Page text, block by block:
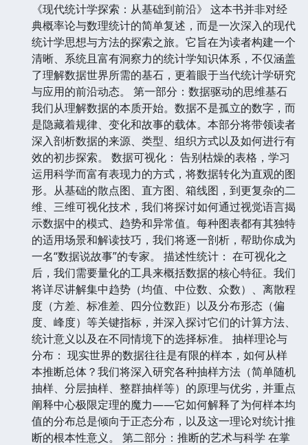
《现代统计学探索：从基础到前沿》 这本书并非对经
典概率论与数理统计的简单复述，而是一次深入的现代
统计学思想与方法的探索之旅。它旨在为读者构建一个
清晰、系统且富有洞察力的统计学知识体系，不仅涵盖
了理解数据世界所需的基石，更着眼于当代统计学研究
与应用的前沿动态。 第一部分：数据驱动的思维基石
我们从理解数据的本质开始。数据不是孤立的数字，而
是隐藏着规律、变化和故事的载体。本部分将带领读者
深入剖析数据的来源、类型、组织方式以及如何进行有
效的初步探索。 数据可视化： 告别枯燥的表格，学习
运用科学而富有表现力的方式，将数据转化为直观的图
形。从基础的散点图、直方图、箱线图，到更复杂的二
维、三维可视化技术，我们将探讨如何通过视觉语言揭
示数据中的模式、趋势和异常值。每种图表都有其独特
的适用场景和解读技巧，我们将逐一剖析，帮助你成为
一名“数据说故事”的专家。 描述性统计： 在可视化之
后，我们需要量化的工具来概括数据的核心特征。我们
将详尽讲解集中趋势（均值、中位数、众数）、离散程
度（方差、标准差、四分位数距）以及分布形态（偏
度、峰度）等关键指标，并深入探讨它们的计算方法、
统计意义以及在不同情境下的选择标准。 抽样理论与
分布： 现实世界的数据往往是有限的样本，如何从样
本推断总体？我们将深入研究各种抽样方法（简单随机
抽样、分层抽样、整群抽样等）的原理与优劣，并重点
阐释中心极限定理的魔力——它如何解释了为何样本均
值的分布总是倾向于正态分布，以及这一理论对统计推
断的根本性意义。 第二部分：推断的艺术与科学 在掌